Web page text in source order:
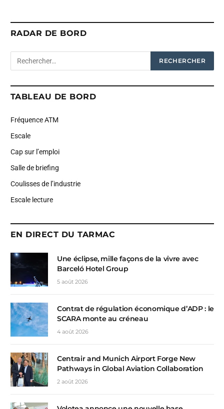
RADAR DE BORD
TABLEAU DE BORD
Fréquence ATM
Escale
Cap sur l’emploi
Salle de briefing
Coulisses de l’industrie
Escale lecture
EN DIRECT DU TARMAC
Une éclipse, mille façons de la vivre avec
Barceló Hotel Group
5 août 2026
Contrat de régulation économique d’ADP : le
SCARA monte au créneau
4 août 2026
Centrair and Munich Airport Forge New
Pathways in Global Aviation Collaboration
2 août 2026